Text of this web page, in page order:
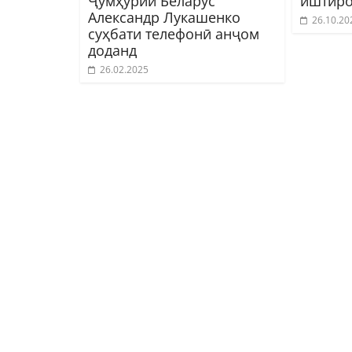
Александр Лукашенко
суҳбати телефонӣ анҷом
доданд
26.02.2025